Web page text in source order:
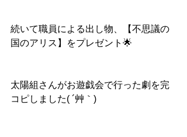
続いて職員による出し物、【不思議の
国のアリス】をプレゼント🌟
太陽組さんがお遊戯会で行った劇を完
コピしました( ´艸｀)